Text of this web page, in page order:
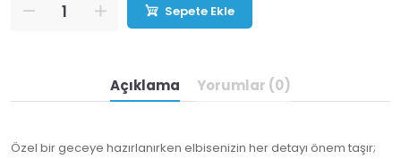
Sepete Ekle
Açıklama Yorumlar (0)
Özel bir geceye hazırlanırken elbisenizin her detayı önem taşır;